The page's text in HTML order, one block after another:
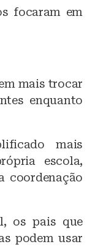
focaram em
mais trocar
enquanto
mais
escola,
coordenação
os pais que
podem usar